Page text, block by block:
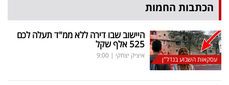
הכתבות החמות
עסקאות השבוע בנדל"ן
היישוב שבו דירה ללא ממ"ד תעלה לכם
525 אלף שקל
איציק יצחקי |
9:00